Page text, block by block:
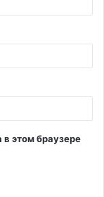
этом браузере